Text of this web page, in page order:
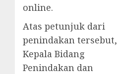
online.
Atas petunjuk dari
penindakan tersebut,
Kepala Bidang
Penindakan dan